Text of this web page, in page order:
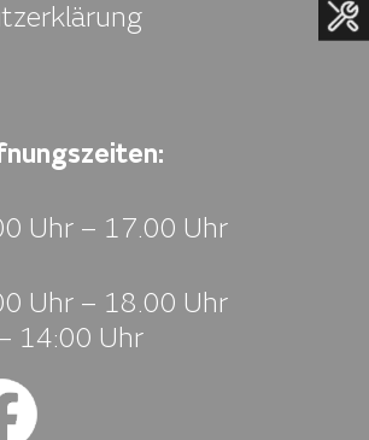
Uhr – 17.00 Uhr
Uhr – 18.00 Uhr
14:00 Uhr